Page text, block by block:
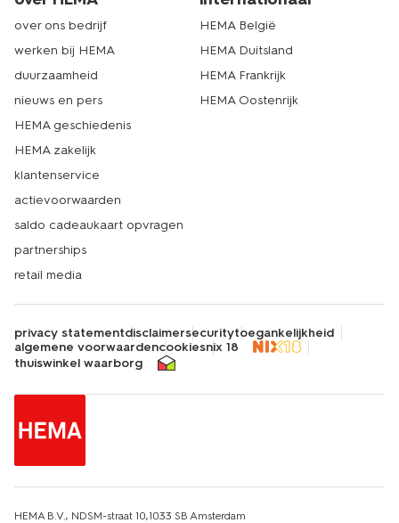
over ons bedrijf
werken bij HEMA
duurzaamheid
nieuws en pers
HEMA geschiedenis
HEMA zakelijk
klantenservice
actievoorwaarden
saldo cadeaukaart opvragen
partnerships
retail media
HEMA België
HEMA Duitsland
HEMA Frankrijk
HEMA Oostenrijk
privacy statementdisclaimersecuritytoegankelijkheid
algemene voorwaardencookiesnix 18
thuiswinkel waarborg
HEMA B.V., NDSM-straat 10,1033 SB Amsterdam